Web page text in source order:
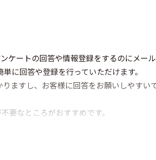
ケートの回答や情報登録をするのにメー
に回答や登録を行っていただけます。
ますし、お客様に回答をお願いしやすい
要なところがおすすめです。